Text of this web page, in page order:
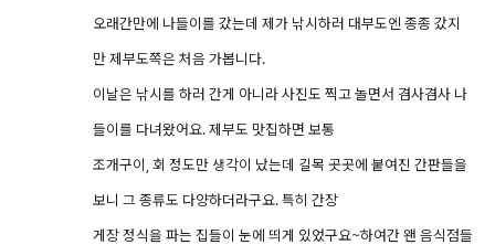
오래간만에 나들이를 갔는데 제가 낚시하러 대부도엔 종종 갔지
만 제부도쪽은 처음 가봅니다.
이날은 낚시를 하러 간게 아니라 사진도 찍고 놀면서 겸사겸사 나
들이를 다녀왔어요. 제부도 맛집하면 보통
조개구이, 회 정도만 생각이 났는데 길목 곳곳에 붙여진 간판들을
보니 그 종류도 다양하더라구요. 특히 간장
게장 정식을 파는 집들이 눈에 띄게 있었구요~하여간 왠 음식점들